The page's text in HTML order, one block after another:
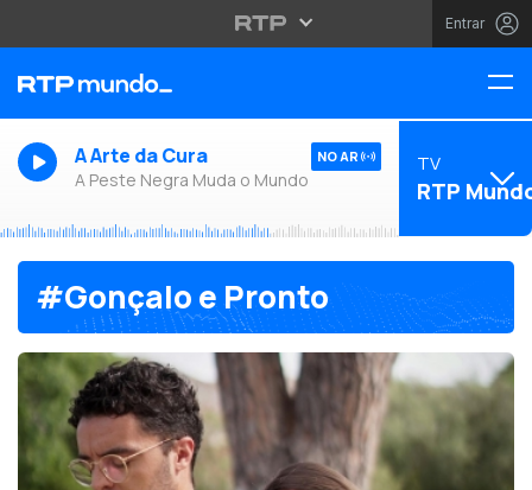
Entrar
A Arte da Cura
A Peste Negra Muda o Mundo
NO AR TV
RTP
#Gonçalo e Pronto